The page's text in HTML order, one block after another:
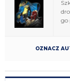
go
OZNACZ